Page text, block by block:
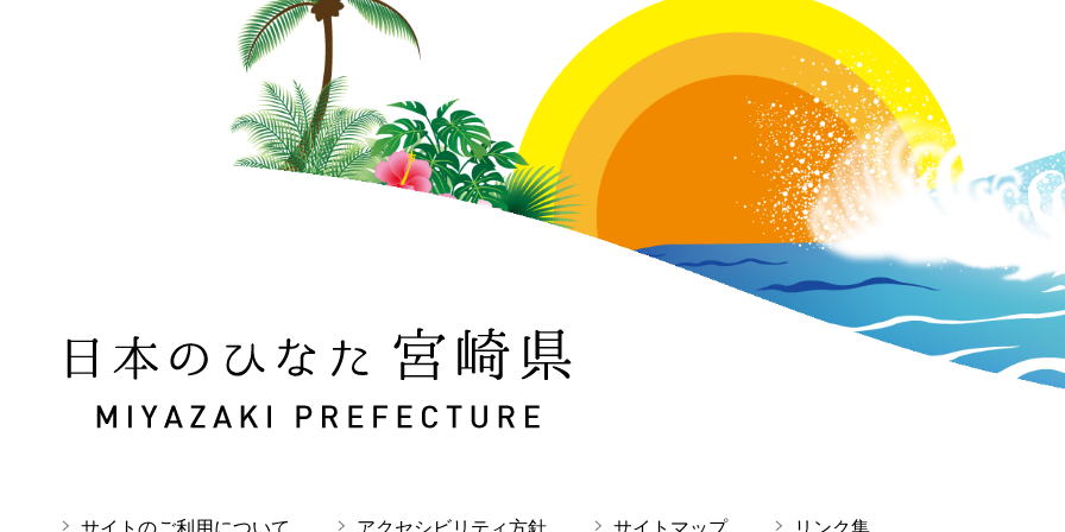
日本のひなた 宮崎県 MIYAZAKI PREFECTURE
サイトのご利用について アクセシビリティ方針 サイトマップ リンク集